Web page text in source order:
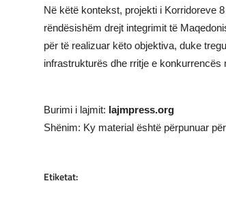
Në këtë kontekst, projekti i Korridoreve
rëndësishëm drejt integrimit të
për të realizuar këto objektiva, duke
infrastrukturës dhe rritje e konkurrencës
Burimi i lajmit: lajmpress.org
Shënim: Ky material është përpunuar
Etiketat: